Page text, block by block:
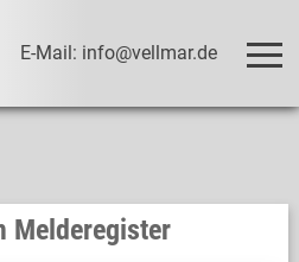
E-Mail: info@vellmar.de
Melderegister